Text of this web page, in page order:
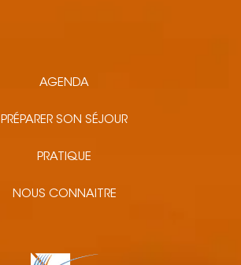
AGENDA
PRÉPARER SON SÉJOUR
PRATIQUE
NOUS CONNAITRE